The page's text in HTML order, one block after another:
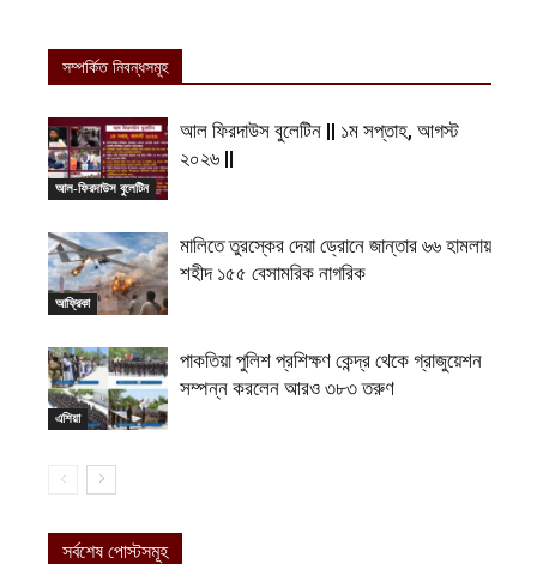
সম্পর্কিত নিবন্ধসমূহ
আল-ফিরদাউস বুলেটিন
আল ফিরদাউস বুলেটিন || ১ম সপ্তাহ, আগস্ট
২০২৬ ||
আফ্রিকা
মালিতে তুরস্কের দেয়া ড্রোনে জান্তার ৬৬ হামলায়
শহীদ ১৫৫ বেসামরিক নাগরিক
এশিয়া
পাকতিয়া পুলিশ প্রশিক্ষণ কেন্দ্র থেকে গ্রাজুয়েশন
সম্পন্ন করলেন আরও ৩৮৩ তরুণ
সর্বশেষ পোস্টসমূহ